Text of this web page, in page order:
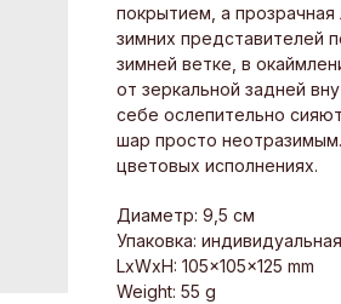
покрытием, а
зимних представителей
зимней ветке, в
от зеркальной задней
себе ослепительно
шар просто
цветовых исполнениях.
Диаметр: 9,5 см
Упаковка:
LxWxH: 105x105x125 mm
Weight: 55 g